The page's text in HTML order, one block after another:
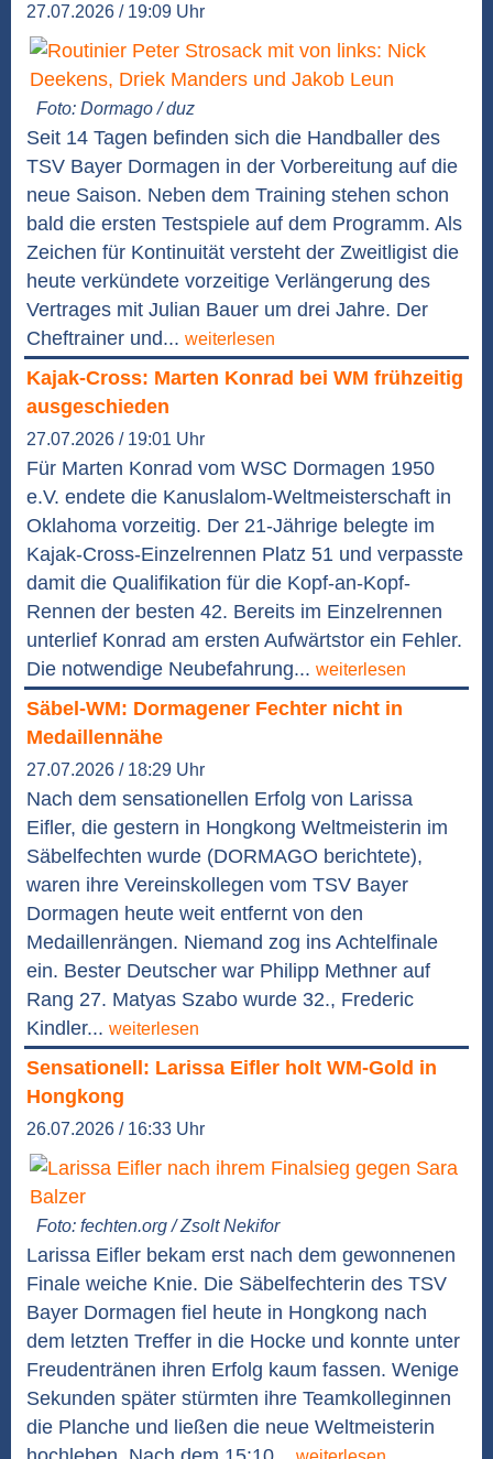
27.07.2026 / 19:09 Uhr
Foto: Dormago / duz
Seit 14 Tagen befinden sich die Handballer des
TSV Bayer Dormagen in der Vorbereitung auf die
neue Saison. Neben dem Training stehen schon
bald die ersten Testspiele auf dem Programm. Als
Zeichen für Kontinuität versteht der Zweitligist die
heute verkündete vorzeitige Verlängerung des
Vertrages mit Julian Bauer um drei Jahre. Der
Cheftrainer und... weiterlesen
Kajak-Cross: Marten Konrad bei WM frühzeitig
ausgeschieden
27.07.2026 / 19:01 Uhr
Für Marten Konrad vom WSC Dormagen 1950
e.V. endete die Kanuslalom-Weltmeisterschaft in
Oklahoma vorzeitig. Der 21-Jährige belegte im
Kajak-Cross-Einzelrennen Platz 51 und verpasste
damit die Qualifikation für die Kopf-an-Kopf-
Rennen der besten 42. Bereits im Einzelrennen
unterlief Konrad am ersten Aufwärtstor ein Fehler.
Die notwendige Neubefahrung... weiterlesen
Säbel-WM: Dormagener Fechter nicht in
Medaillennähe
27.07.2026 / 18:29 Uhr
Nach dem sensationellen Erfolg von Larissa
Eifler, die gestern in Hongkong Weltmeisterin im
Säbelfechten wurde (DORMAGO berichtete),
waren ihre Vereinskollegen vom TSV Bayer
Dormagen heute weit entfernt von den
Medaillenrängen. Niemand zog ins Achtelfinale
ein. Bester Deutscher war Philipp Methner auf
Rang 27. Matyas Szabo wurde 32., Frederic
Kindler... weiterlesen
Sensationell: Larissa Eifler holt WM-Gold in
Hongkong
26.07.2026 / 16:33 Uhr
Foto: fechten.org / Zsolt Nekifor
Larissa Eifler bekam erst nach dem gewonnenen
Finale weiche Knie. Die Säbelfechterin des TSV
Bayer Dormagen fiel heute in Hongkong nach
dem letzten Treffer in die Hocke und konnte unter
Freudentränen ihren Erfolg kaum fassen. Wenige
Sekunden später stürmten ihre Teamkolleginnen
die Planche und ließen die neue Weltmeisterin